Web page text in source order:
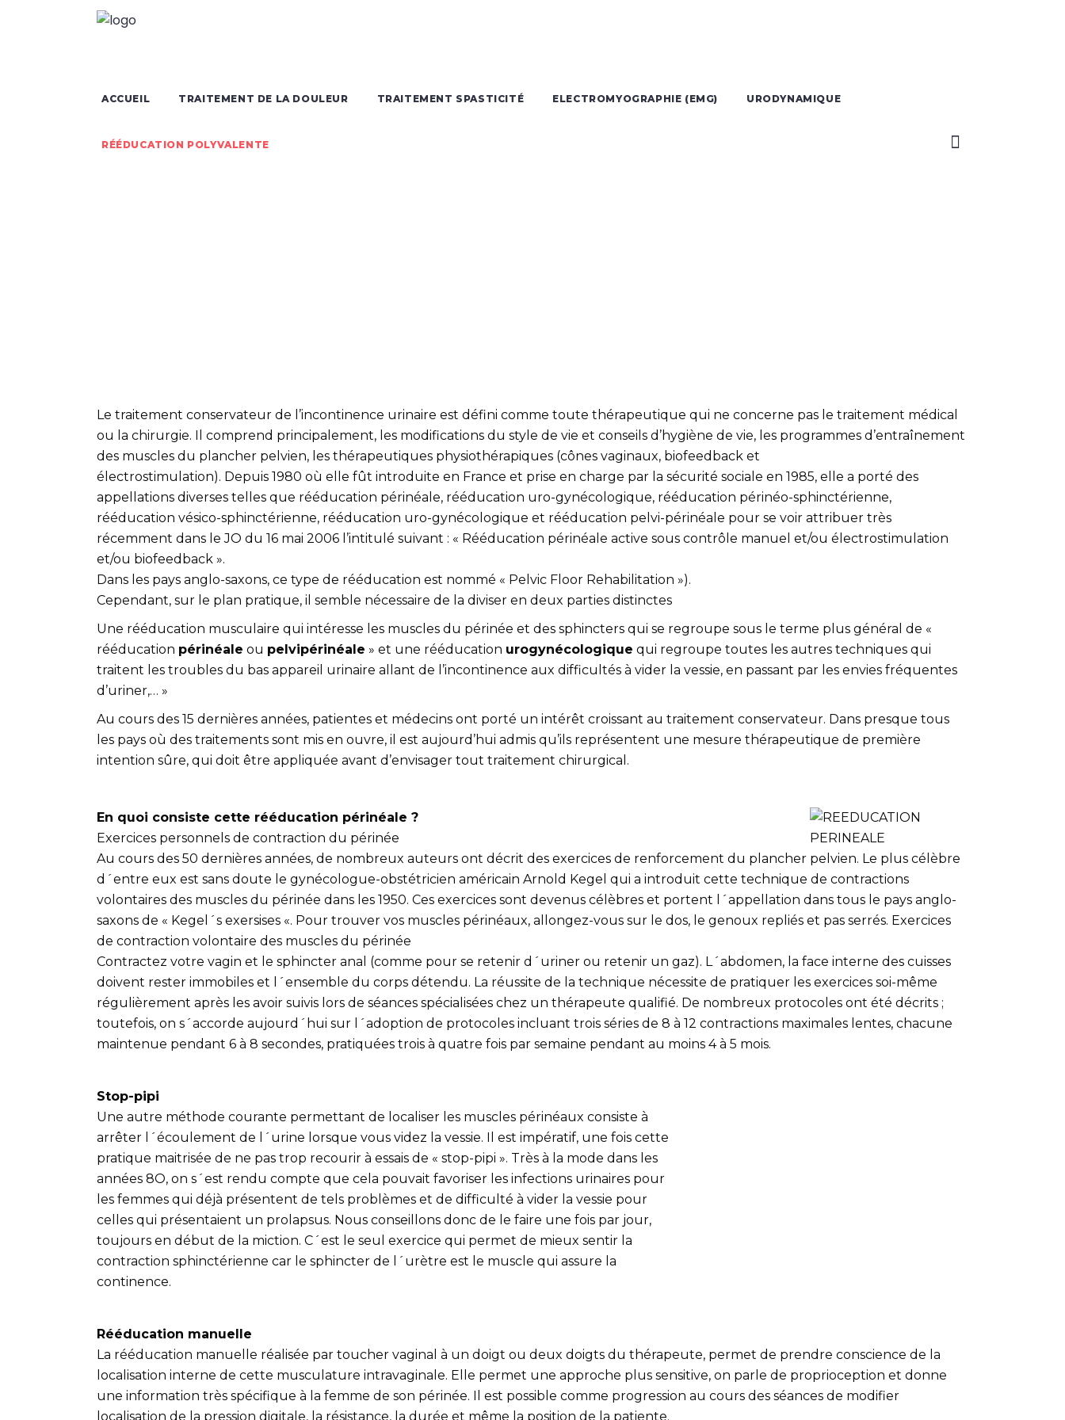
ACCUEIL TRAITEMENT DE LA DOULEUR TRAITEMENT SPASTICITÉ ELECTROMYOGRAPHIE (EMG) URODYNAMIQUE
RÉÉDUCATION POLYVALENTE
Le traitement conservateur de l’incontinence urinaire est défini comme toute thérapeutique qui ne concerne pas le traitement médical
ou la chirurgie. Il comprend principalement, les modifications du style de vie et conseils d’hygiène de vie, les programmes d’entraînement
des muscles du plancher pelvien, les thérapeutiques physiothérapiques (cônes vaginaux, biofeedback et
électrostimulation). Depuis 1980 où elle fût introduite en France et prise en charge par la sécurité sociale en 1985, elle a porté des
appellations diverses telles que rééducation périnéale, rééducation uro-gynécologique, rééducation périnéo-sphinctérienne,
rééducation vésico-sphinctérienne, rééducation uro-gynécologique et rééducation pelvi-périnéale pour se voir attribuer très
récemment dans le JO du 16 mai 2006 l’intitulé suivant : « Rééducation périnéale active sous contrôle manuel et/ou électrostimulation
et/ou biofeedback ».
Dans les pays anglo-saxons, ce type de rééducation est nommé « Pelvic Floor Rehabilitation »).
Cependant, sur le plan pratique, il semble nécessaire de la diviser en deux parties distinctes
Une rééducation musculaire qui intéresse les muscles du périnée et des sphincters qui se regroupe sous le terme plus général de «
rééducation périnéale ou pelvipérinéale » et une rééducation urogynécologique qui regroupe toutes les autres techniques qui
traitent les troubles du bas appareil urinaire allant de l’incontinence aux difficultés à vider la vessie, en passant par les envies fréquentes
d’uriner,… »
Au cours des 15 dernières années, patientes et médecins ont porté un intérêt croissant au traitement conservateur. Dans presque tous
les pays où des traitements sont mis en ouvre, il est aujourd’hui admis qu’ils représentent une mesure thérapeutique de première
intention sûre, qui doit être appliquée avant d’envisager tout traitement chirurgical.
En quoi consiste cette rééducation périnéale ?
Exercices personnels de contraction du périnée
Au cours des 50 dernières années, de nombreux auteurs ont décrit des exercices de renforcement du plancher pelvien. Le plus célèbre
d´entre eux est sans doute le gynécologue-obstétricien américain Arnold Kegel qui a introduit cette technique de contractions
volontaires des muscles du périnée dans les 1950. Ces exercices sont devenus célèbres et portent l´appellation dans tous le pays anglo-
saxons de « Kegel´s exersises «. Pour trouver vos muscles périnéaux, allongez-vous sur le dos, le genoux repliés et pas serrés. Exercices
de contraction volontaire des muscles du périnée
Contractez votre vagin et le sphincter anal (comme pour se retenir d´uriner ou retenir un gaz). L´abdomen, la face interne des cuisses
doivent rester immobiles et l´ensemble du corps détendu. La réussite de la technique nécessite de pratiquer les exercices soi-même
régulièrement après les avoir suivis lors de séances spécialisées chez un thérapeute qualifié. De nombreux protocoles ont été décrits ;
toutefois, on s´accorde aujourd´hui sur l´adoption de protocoles incluant trois séries de 8 à 12 contractions maximales lentes, chacune
maintenue pendant 6 à 8 secondes, pratiquées trois à quatre fois par semaine pendant au moins 4 à 5 mois.
Stop-pipi
Une autre méthode courante permettant de localiser les muscles périnéaux consiste à
arrêter l´écoulement de l´urine lorsque vous videz la vessie. Il est impératif, une fois cette
pratique maitrisée de ne pas trop recourir à essais de « stop-pipi ». Très à la mode dans les
années 8O, on s´est rendu compte que cela pouvait favoriser les infections urinaires pour
les femmes qui déjà présentent de tels problèmes et de difficulté à vider la vessie pour
celles qui présentaient un prolapsus. Nous conseillons donc de le faire une fois par jour,
toujours en début de la miction. C´est le seul exercice qui permet de mieux sentir la
contraction sphinctérienne car le sphincter de l´urètre est le muscle qui assure la
continence.
Rééducation manuelle
La rééducation manuelle réalisée par toucher vaginal à un doigt ou deux doigts du thérapeute, permet de prendre conscience de la
localisation interne de cette musculature intravaginale. Elle permet une approche plus sensitive, on parle de proprioception et donne
une information très spécifique à la femme de son périnée. Il est possible comme progression au cours des séances de modifier
localisation de la pression digitale, la résistance, la durée et même la position de la patiente.